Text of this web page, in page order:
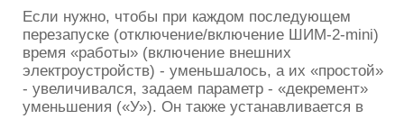
Если нужно, чтобы при каждом последующем
перезапуске (отключение/включение ШИМ-2-mini)
время «работы» (включение внешних
электроустройств) - уменьшалось, а их «простой»
- увеличивался, задаем параметр - «декремент»
уменьшения («У»). Он также устанавливается в